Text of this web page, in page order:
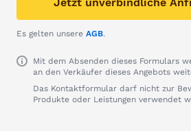
Es gelten unsere AGB.
Mit dem Absenden dieses Formulars
an den Verkäufer dieses Angebots
Das Kontaktformular darf nicht zur
Produkte oder Leistungen verwendet